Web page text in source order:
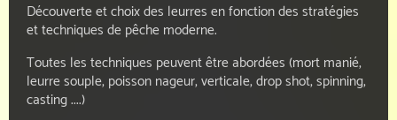
Découverte et choix des leurres en fonction des stratégies
et techniques de pêche moderne.
Toutes les techniques peuvent être abordées (mort manié,
leurre souple, poisson nageur, verticale, drop shot, spinning,
casting ....)